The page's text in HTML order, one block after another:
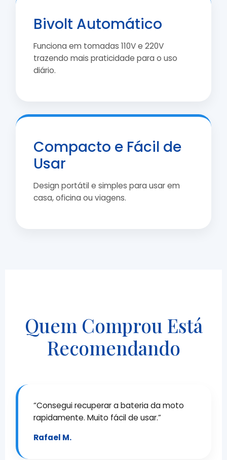
Bivolt Automático
Funciona em tomadas 110V e 220V
trazendo mais praticidade para o uso
diário.
Compacto e Fácil de
Usar
Design portátil e simples para usar em
casa, oficina ou viagens.
Quem Comprou Está
Recomendando
“Consegui recuperar a bateria da moto
rapidamente. Muito fácil de usar.”
Rafael M.